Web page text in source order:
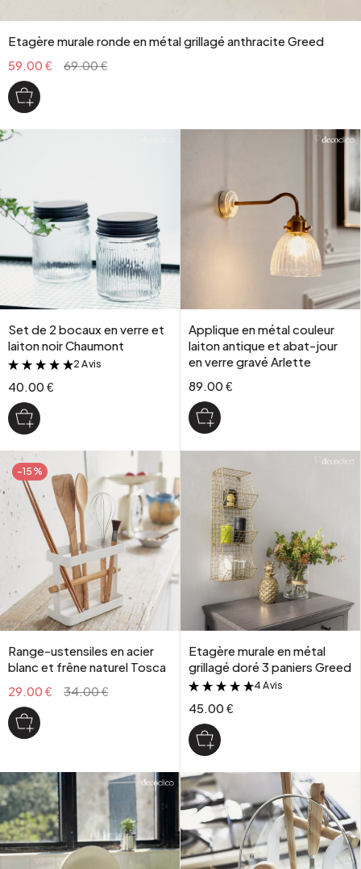
Etagère murale ronde en métal grillagé anthracite Greed
59.00 €
69.00 €
Set de 2 bocaux en verre et
laiton noir Chaumont
&
2 Avis
40.00 €
Applique en métal couleur
laiton antique et abat-jour
en verre gravé Arlette
89.00 €
-15%
Range-ustensiles en acier
blanc et frêne naturel Tosca
29.00 €
34.00 €
Etagère murale en métal
grillagé doré 3 paniers Greed
&
4 Avis
45.00 €